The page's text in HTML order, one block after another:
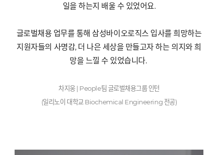
일을 하는지 배울 수 있었어요.
글로벌채용 업무를 통해 삼성바이오로직스 입사를 희망하는
지원자들의 사명감, 더 나은 세상을 만들고자 하는 의지와 희
망을 느낄 수 있었습니다.
차지웅| People팀 글로벌채용그룹 인턴
(일리노이 대학교Biochemical Engineering 전공)